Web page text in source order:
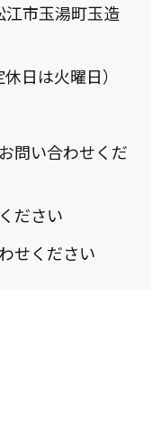
市玉湯町玉造
日は火曜日）
問い合わせくだ
ださい
せください